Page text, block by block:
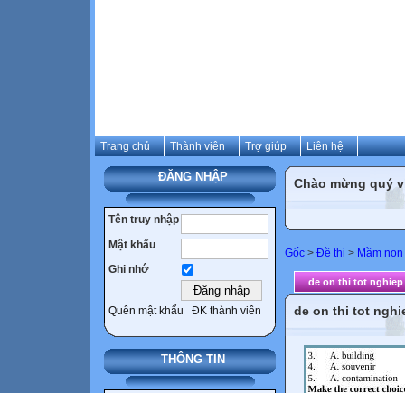
Trang chủ Thành viên Trợ giúp Liên hệ
ĐĂNG NHẬP
Tên truy nhập
Mật khẩu
Ghi nhớ
Quên mật khẩu ĐK thành viên
THÔNG TIN
Chào mừng quý
Gốc > Đề thi > Mầm non
de on thi tot
de on thi tot